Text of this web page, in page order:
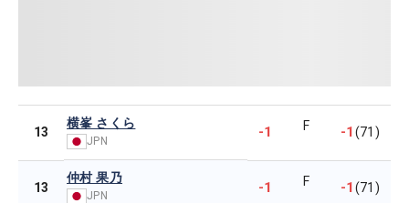
13
横峯 さくら
JPN
-1 F -1(71)
13
仲村 果乃
JPN -1 F -1(71)